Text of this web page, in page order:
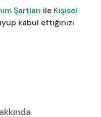
Şartları ile Kişisel
kabul ettiğinizi